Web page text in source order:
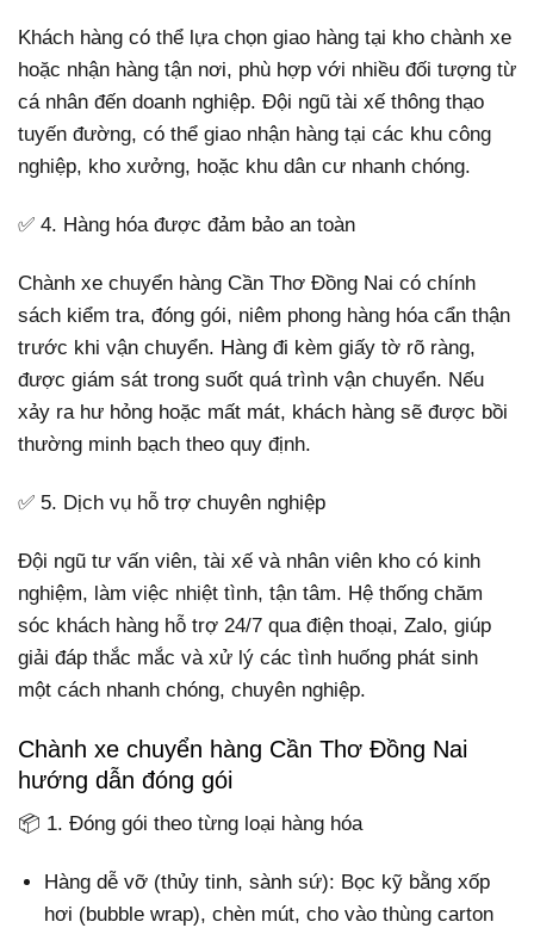
Khách hàng có thể lựa chọn giao hàng tại kho chành xe
hoặc nhận hàng tận nơi, phù hợp với nhiều đối tượng từ
cá nhân đến doanh nghiệp. Đội ngũ tài xế thông thạo
tuyến đường, có thể giao nhận hàng tại các khu công
nghiệp, kho xưởng, hoặc khu dân cư nhanh chóng.
✅ 4. Hàng hóa được đảm bảo an toàn
Chành xe chuyển hàng Cần Thơ Đồng Nai có chính
sách kiểm tra, đóng gói, niêm phong hàng hóa cẩn thận
trước khi vận chuyển. Hàng đi kèm giấy tờ rõ ràng,
được giám sát trong suốt quá trình vận chuyển. Nếu
xảy ra hư hỏng hoặc mất mát, khách hàng sẽ được bồi
thường minh bạch theo quy định.
✅ 5. Dịch vụ hỗ trợ chuyên nghiệp
Đội ngũ tư vấn viên, tài xế và nhân viên kho có kinh
nghiệm, làm việc nhiệt tình, tận tâm. Hệ thống chăm
sóc khách hàng hỗ trợ 24/7 qua điện thoại, Zalo, giúp
giải đáp thắc mắc và xử lý các tình huống phát sinh
một cách nhanh chóng, chuyên nghiệp.
Chành xe chuyển hàng Cần Thơ Đồng Nai
hướng dẫn đóng gói
📦 1. Đóng gói theo từng loại hàng hóa
Hàng dễ vỡ (thủy tinh, sành sứ): Bọc kỹ bằng xốp
hơi (bubble wrap), chèn mút, cho vào thùng carton